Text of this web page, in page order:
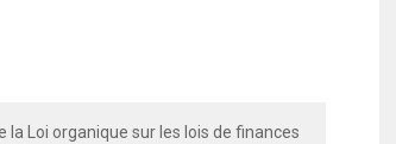
Loi organique sur les lois de finances